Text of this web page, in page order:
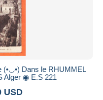
(•◡•) Dans le RHUMMEL
Alger ◉ E.S 221
USD